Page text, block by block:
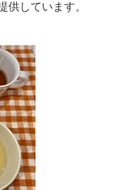
供しています。